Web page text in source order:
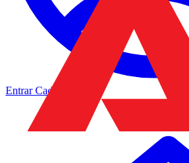
EntrarCadastrar